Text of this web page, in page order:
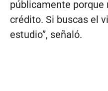
públicamente porque
crédito. Si buscas el
estudio”, señaló.